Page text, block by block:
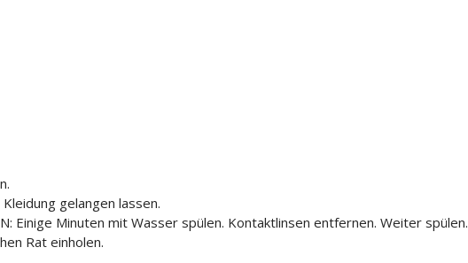
gelangen lassen.
Einige Minuten mit Wasser spülen. Kontaktlinsen entfernen. Weiter spülen.
Rat einholen.